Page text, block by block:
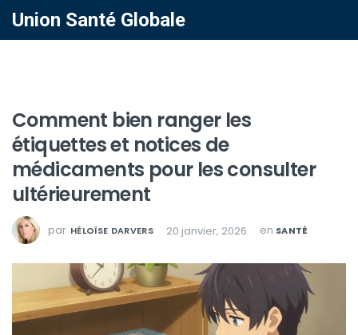
Union Santé Globale
Comment bien ranger les
étiquettes et notices de
médicaments pour les consulter
ultérieurement
par HÉLOÏSE DARVERS 20 janvier, 2026 en SANTÉ